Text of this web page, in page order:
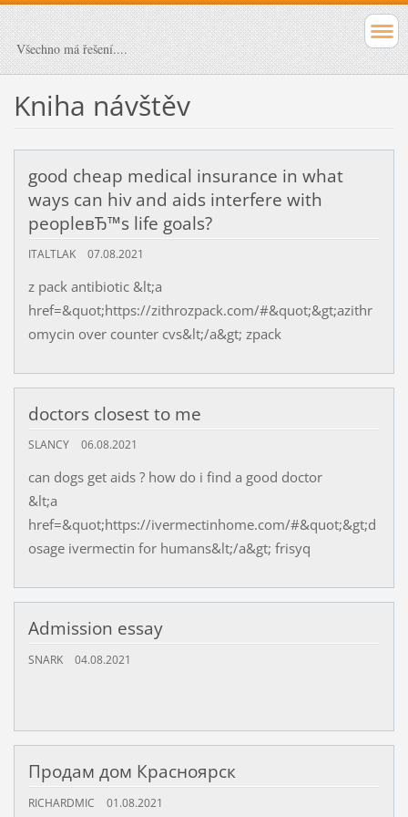
Všechno má řešení....
Kniha návštěv
good cheap medical insurance in what
ways can hiv and aids interfere with
peopleвЂ™s life goals?
ITALTLAK 07.08.2021
z pack antibiotic &lt;a
href=&quot;https://zithrozpack.com/#&quot;&gt;azithr
omycin over counter cvs&lt;/a&gt; zpack
doctors closest to me
SLANCY 06.08.2021
can dogs get aids ? how do i find a good doctor
&lt;a
href=&quot;https://ivermectinhome.com/#&quot;&gt;d
osage ivermectin for humans&lt;/a&gt; frisyq
Admission essay
SNARK 04.08.2021
Продам дом Красноярск
RICHARDMIC 01.08.2021